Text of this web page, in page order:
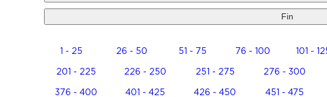
Fin
1 - 25 26 - 50 51 - 75 76 - 100 101 -
201 - 225 226 - 250 251 - 275 276 - 300
376 - 400 401 - 425 426 - 450 451 - 475